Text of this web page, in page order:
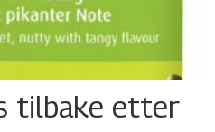
tilbake etter